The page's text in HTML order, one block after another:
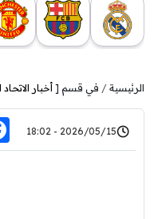
الرئيسية في قسم [ أخبار
2026/05/15 - 18:02